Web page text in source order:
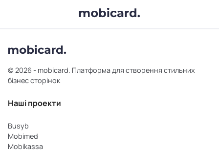
© 2026 - mobicard. Платформа для створення стильних
бізнес сторінок
Наші проекти
Busyb
Mobimed
Mobikassa